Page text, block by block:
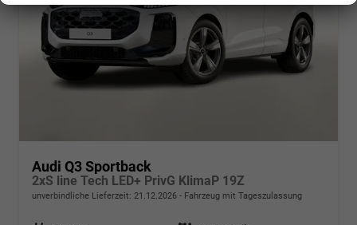
Audi Q3 Sportback
2xS line Tech LED+ PrivG KlimaP 19Z
unverbindliche Lieferzeit: 21.12.2026 Fahrzeug mit Tageszulassung